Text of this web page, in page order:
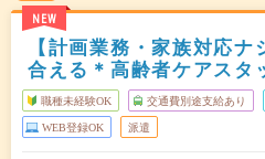
NEW
【計画業務・家族対応
合える＊高齢者ケアスタ
職種未経験OK 交通費別途支給あり
WEB登録OK 派遣